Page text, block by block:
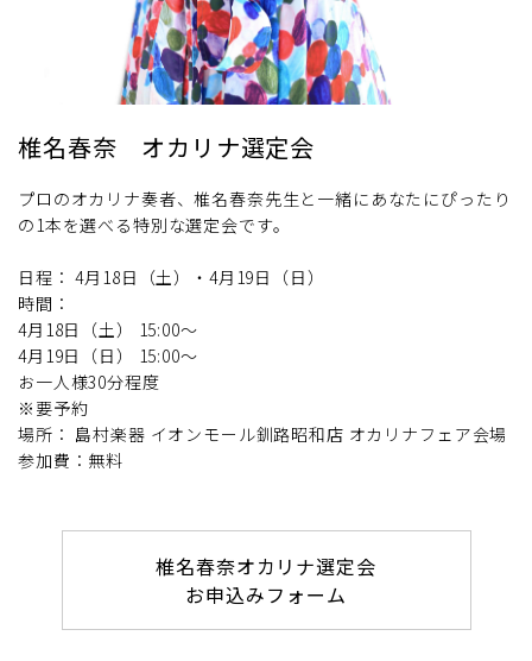
椎名春奈 オカリナ選定会
プロのオカリナ奏者、椎名春奈先生と一緒にあなたにぴったり
の1本を選べる特別な選定会です。
日程： 4月18日（土）・4月19日（日）
時間：
4月18日（土） 15:00～
4月19日（日） 15:00～
お一人様30分程度
※要予約
場所： 島村楽器 イオンモール釧路昭和店 オカリナフェア会場
参加費：無料
椎名春奈オカリナ選定会
お申込みフォーム